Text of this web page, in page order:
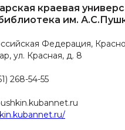
краевая
им.
Федерация,
ул. Красная, д. 8
268-54-55